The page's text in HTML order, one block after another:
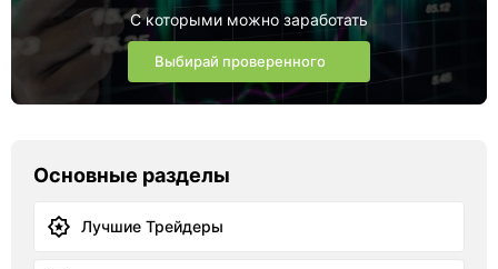
С которыми можно заработать
Выбирай проверенного
Основные разделы
Лучшие Трейдеры